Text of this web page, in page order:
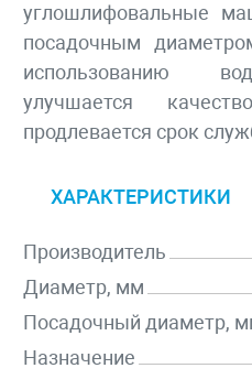
углошлифовальные
посадочным
использованию
улучшается
продлевается срок
ХАРАКТЕРИСТИКИ
Производитель
Диаметр, мм
Посадочный диаметр,
Назначение